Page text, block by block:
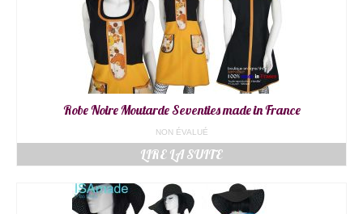
Robe Noire Moutarde Seventies made in France
NON ÉVALUÉ
LIRE LA SUITE